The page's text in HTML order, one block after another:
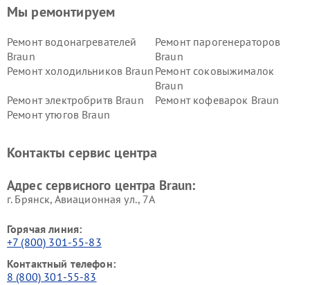
Мы ремонтируем
Ремонт водонагревателей
Braun
Ремонт парогенераторов
Braun
Ремонт холодильников Braun Ремонт соковыжималок
Braun
Ремонт электробритв Braun
Ремонт кофеварок Braun
Ремонт утюгов Braun
Контакты сервис центра
Адрес сервисного центра Braun:
г. Брянск, Авиационная ул., 7А
Горячая линия:
+7 (800) 301-55-83
Контактный телефон:
8 (800) 301-55-83